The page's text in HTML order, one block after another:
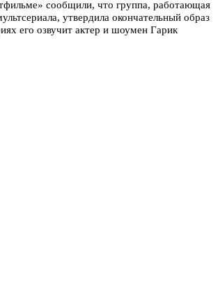
сообщили, что группа, работающая
утвердила окончательный образ
его озвучит актер и шоумен Гарик